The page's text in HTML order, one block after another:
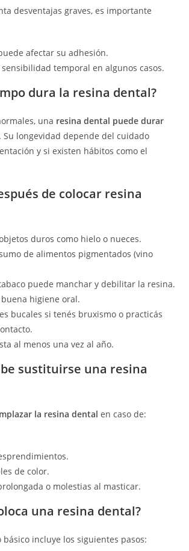
desventajas graves, es importante
afectar su adhesión.
sensibilidad temporal en algunos casos.
dura la resina dental?
una resina dental puede durar
. Su longevidad depende del cuidado
y si existen hábitos como el
de colocar resina
duros como hielo o nueces.
de alimentos pigmentados (vino
puede manchar y debilitar la resina.
higiene oral.
bucales si tenés bruxismo o practicás
al menos una vez al año.
sustituirse una resina
la resina dental en caso de:
de color.
o molestias al masticar.
una resina dental?
incluye los siguientes pasos: